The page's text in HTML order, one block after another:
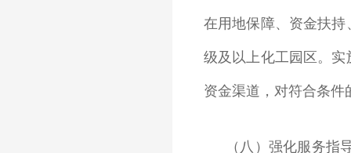
在用地保障、资金扶
级及以上化工园区。
资金渠道，对符合条
（八）强化服务指